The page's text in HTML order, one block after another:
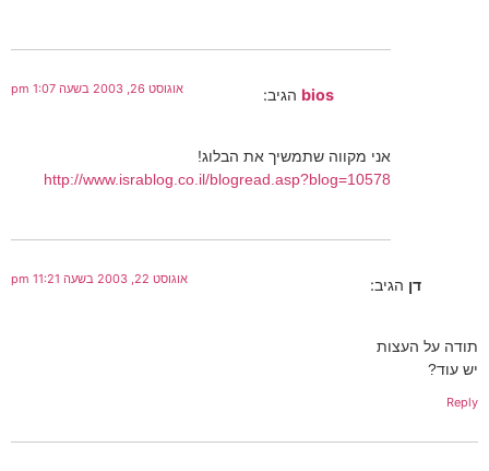
bios הגיב: אוגוסט 26, 2003 בשעה 1:07 pm
אני מקווה שתמשיך את הבלוג!
http://www.israblog.co.il/blogread.asp?blog=10578
דן הגיב: אוגוסט 22, 2003 בשעה 11:21 pm
תודה על העצות
יש עוד?
Reply